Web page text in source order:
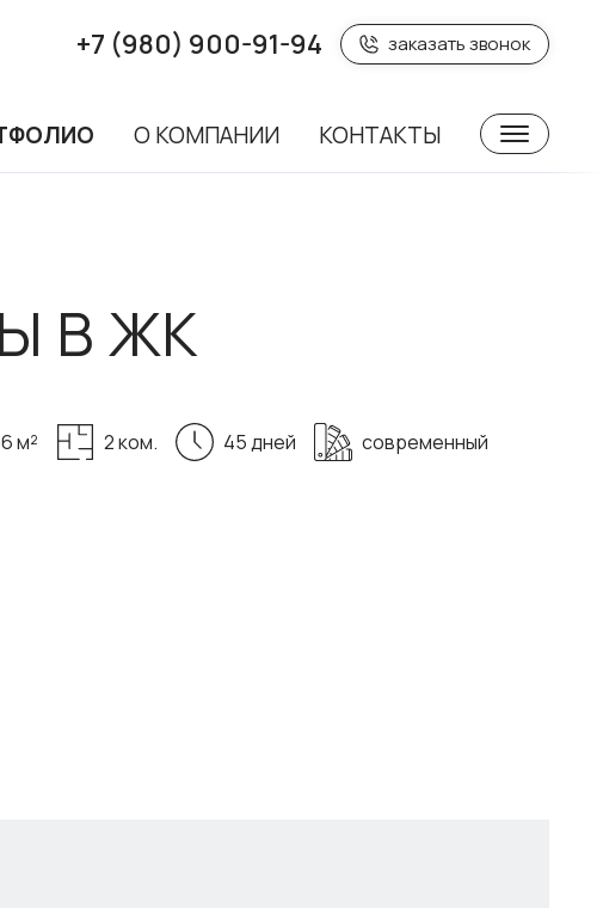
+7 (980) 900-91-94 заказать звонок
О КОМПАНИИ КОНТАКТЫ
В ЖК
м² 2 ком. 45 дней современный